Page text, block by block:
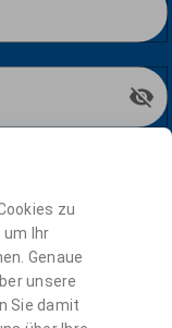
zu
Ihr
Genaue
unsere
Sie damit